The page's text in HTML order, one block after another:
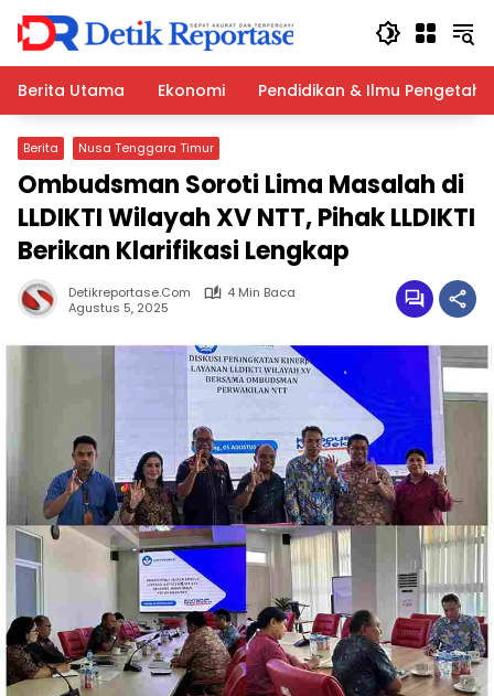
Langsung
konten
Berita Utama
Ekonomi Pendidikan & Ilmu
Berita Nusa Tenggara Timur
Ombudsman Soroti Lima Masalah di
LLDIKTI Wilayah XV NTT, Pihak LLDIKTI
Berikan Klarifikasi Lengkap
Detikreportase.com
4 Min Baca
Agustus 5, 2025